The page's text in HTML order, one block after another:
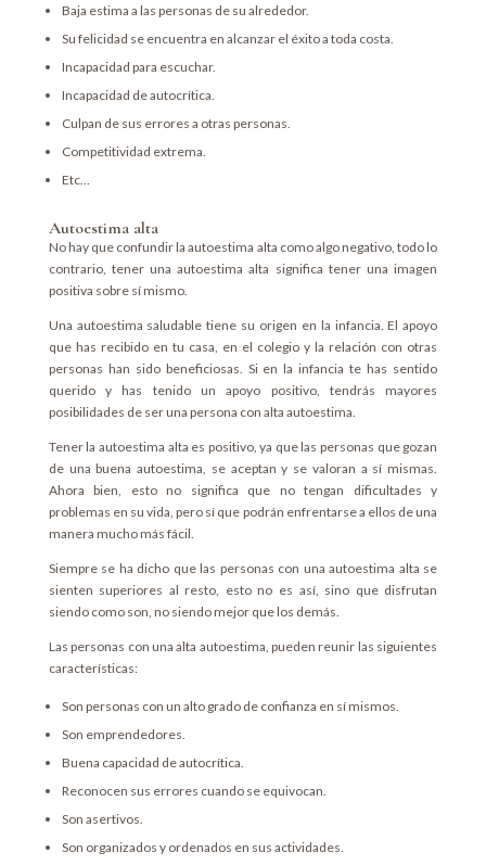
Baja estima a las personas de su alrededor.
Su felicidad se encuentra en alcanzar el éxito a toda costa.
Incapacidad para escuchar.
Incapacidad de autocrítica.
Culpan de sus errores a otras personas.
Competitividad extrema.
Etc…
Autoestima alta
No hay que confundir la autoestima alta como algo negativo, todo lo
contrario, tener una autoestima alta significa tener una imagen
positiva sobre sí mismo.
Una autoestima saludable tiene su origen en la infancia. El apoyo
que has recibido en tu casa, en el colegio y la relación con otras
personas han sido beneficiosas. Si en la infancia te has sentido
querido y has tenido un apoyo positivo, tendrás mayores
posibilidades de ser una persona con alta autoestima.
Tener la autoestima alta es positivo, ya que las personas que gozan
de una buena autoestima, se aceptan y se valoran a sí mismas.
Ahora bien, esto no significa que no tengan dificultades y
problemas en su vida, pero sí que podrán enfrentarse a ellos de una
manera mucho más fácil.
Siempre se ha dicho que las personas con una autoestima alta se
sienten superiores al resto, esto no es así, sino que disfrutan
siendo como son, no siendo mejor que los demás.
Las personas con una alta autoestima, pueden reunir las siguientes
características:
Son personas con un alto grado de confianza en sí mismos.
Son emprendedores.
Buena capacidad de autocrítica.
Reconocen sus errores cuando se equivocan.
Son asertivos.
Son organizados y ordenados en sus actividades.